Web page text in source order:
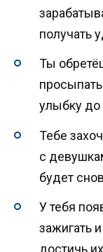
получать
Ты
улыбку до
Тебе
с
будет
У тебя
зажигать